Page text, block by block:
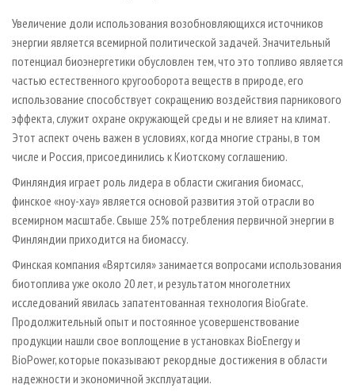
Увеличение доли использования возобновляющихся источников
энергии является всемирной политической задачей. Значительный
потенциал биоэнергетики обусловлен тем, что это топливо является
частью естественного кругооборота веществ в природе, его
использование способствует сокращению воздействия парникового
эффекта, служит охране окружающей среды и не влияет на климат.
Этот аспект очень важен в условиях, когда многие страны, в том
числе и Россия, присоединились к Киотскому соглашению.
Финляндия играет роль лидера в области сжигания биомасс,
финское «ноу-хау» является основой развития этой отрасли во
всемирном масштабе. Cвыше 25% потребления первичной энергии в
Финляндии приходится на биомассу.
Финская компания «Вяртсиля» занимается вопросами использования
биотоплива уже около 20 лет, и результатом многолетних
исследований явилась запатентованная технология BioGrate.
Продолжительный опыт и постоянное усовершенствование
продукции нашли свое воплощение в установках BioEnergy и
BioPower, которые показывают рекордные достижения в области
надежности и экономичной эксплуатации.